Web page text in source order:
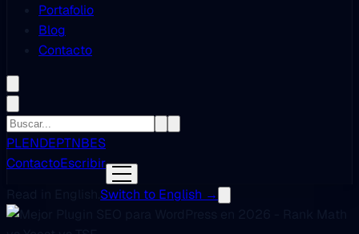
Portafolio
Blog
Contacto
PLENDEPTNBES
ContactoEscribir
Switch to English →